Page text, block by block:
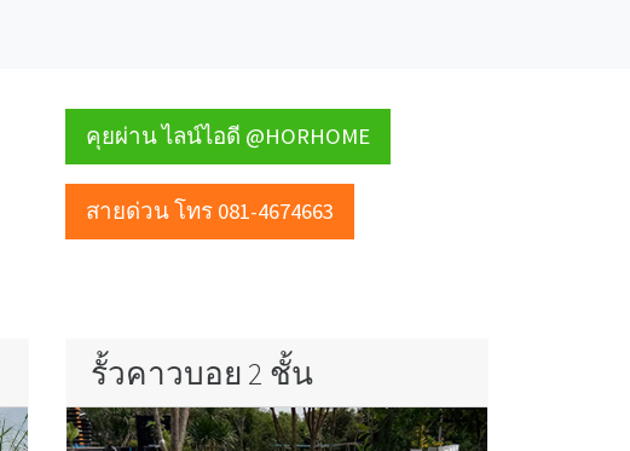
คุยผ่าน ไลน์ไอดี @HORHOME
สายด่วน โทร 081-4674663
รั้วคาวบอย 2 ชั้น